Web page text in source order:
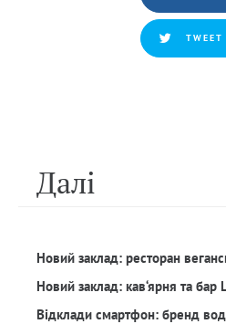
TWEET
Далi
Новий заклад: ресторан
Новий заклад: кав‘ярня та бар
Відклади смартфон: бренд